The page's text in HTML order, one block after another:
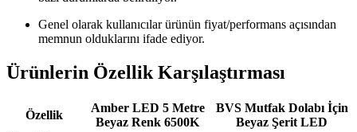
Genel olarak kullanıcılar ürünün fiyat/performans açısından
memnun olduklarını ifade ediyor.
Ürünlerin Özellik Karşılaştırması
Özellik
Amber LED 5 Metre
Beyaz Renk 6500K
BVS Mutfak Dolabı İçin
Beyaz Şerit LED